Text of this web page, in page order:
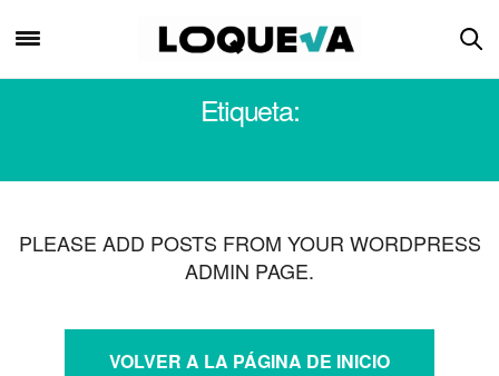
Etiqueta:
PLEASE ADD POSTS FROM YOUR WORDPRESS
ADMIN PAGE.
VOLVER A LA PÁGINA DE INICIO